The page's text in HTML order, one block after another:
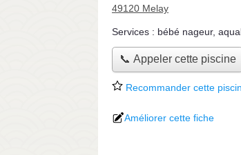
49120 Melay
Services : bébé nageur,
📞 Appeler cette piscine
Recommander cette
Améliorer cette fiche